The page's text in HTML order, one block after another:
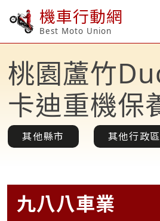
機車行動網
Best Moto Union
桃園蘆竹
卡迪重機保
其他縣市 其他行政區
九八八車業